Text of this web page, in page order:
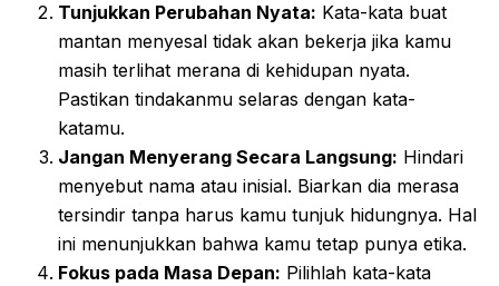
Tunjukkan Perubahan Nyata: Kata-kata buat
mantan menyesal tidak akan bekerja jika kamu
masih terlihat merana di kehidupan nyata.
Pastikan tindakanmu selaras dengan kata-
katamu.
Jangan Menyerang Secara Langsung: Hindari
menyebut nama atau inisial. Biarkan dia merasa
tersindir tanpa harus kamu tunjuk hidungnya. Hal
ini menunjukkan bahwa kamu tetap punya etika.
Fokus pada Masa Depan: Pilihlah kata-kata